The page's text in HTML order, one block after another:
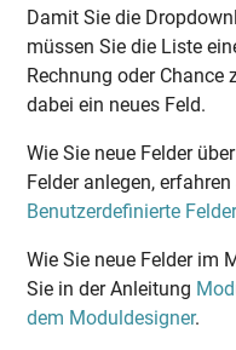
Damit Sie die
müssen Sie die Liste
Rechnung oder Chance
dabei ein neues Feld.
Wie Sie neue Felder
Felder anlegen,
Benutzerdefinierte
Wie Sie neue Felder im
Sie in der Anleitung
dem Moduldesigner.